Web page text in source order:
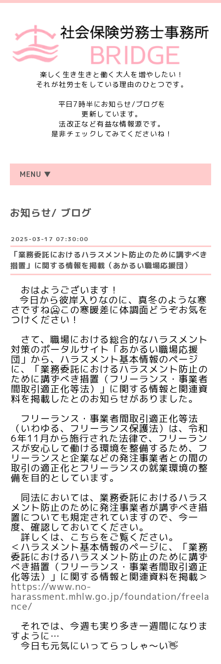
楽しく生き生きと働く大人を増やしたい！
それが社労士をしている理由のひとつです。
平日7時半にお知らせ/ブログを
更新しています。
法改正など有益な情報源です。
是非チェックしてみてくださいね！
MENU ▼
お知らせ/ ブログ
2025-03-17 07:30:00
「業務委託におけるハラスメント防止のために講ずべき
措置」に関する情報を掲載（あかるい職場応援団）
おはようございます！
今日から彼岸入りなのに、真冬のような寒
さですね🥶この寒暖差に体調面どうぞお気を
つけください！
さて、 職場における総合的なハラスメント
対策のポータルサイト「あかるい職場応援
団」から、ハラスメント基本情報のページ
に、「業務委託におけるハラスメント防止の
ために講ずべき措置（フリーランス・事業者
間取引適正化等法）」に関する情報と関連資
料を掲載したとのお知らせがありました。
フリーランス・事業者間取引適正化等法
（いわゆる、フリーランス保護法）は、令和
6年11月から施行された法律で、フリーラン
スが安心して働ける環境を整備するため、フ
リーランスと企業などの発注事業者との間の
取引の適正化とフリーランスの就業環境の整
備を目的としています。
同法においては、業務委託におけるハラス
メント防止のために発注事業者が講ずべき措
置についても規定されていますので、今一
度、確認しておいてください。
詳しくは、こちらをご覧ください。
＜ハラスメント基本情報のページに、「業務
委託におけるハラスメント防止のために講ず
べき措置（フリーランス・事業者間取引適正
化等法）」に関する情報と関連資料を掲載＞
https://www.no-
harassment.mhlw.go.jp/foundation/freela
nce/
それでは、今週も実り多き一週間になりま
すように…
今日も元気にいってらっしゃ～い👋